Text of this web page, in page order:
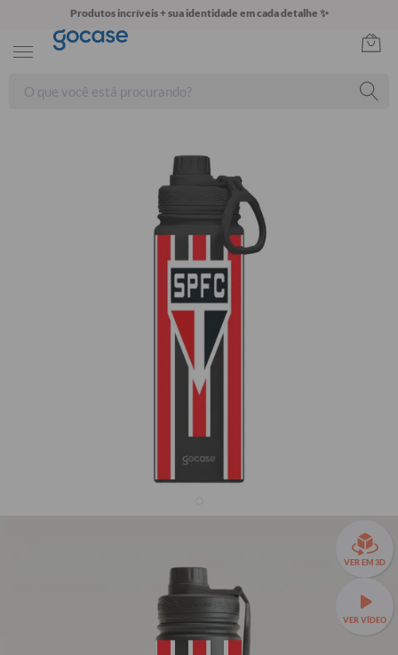
Produtos incríveis + sua identidade em cada detalhe ✨
VER EM 3D
VER VÍDEO
Garrafa Térmica Fresh + Ebook - São Paulo -
R$239,90